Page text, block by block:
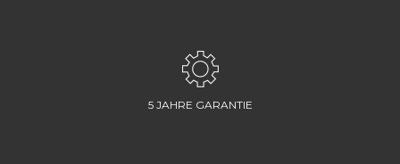
5 JAHRE GARANTIE